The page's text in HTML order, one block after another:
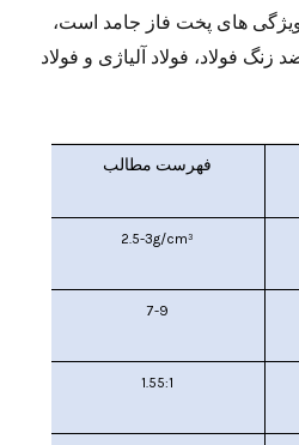
ویژگی های پخت فاز جامد است،
فولاد، فولاد آلیاژی و فولاد
فهرست مطالب
2.5-3g/cm³
7-9
1.55:1